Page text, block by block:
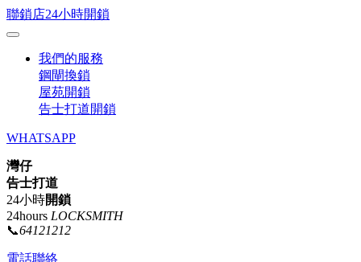
聯鎖店24小時開鎖
我們的服務
鋼閘換鎖
屋苑開鎖
告士打道開鎖
WHATSAPP
灣仔
告士打道
24小時開鎖
24hours LOCKSMITH
📞64121212
電話聯絡